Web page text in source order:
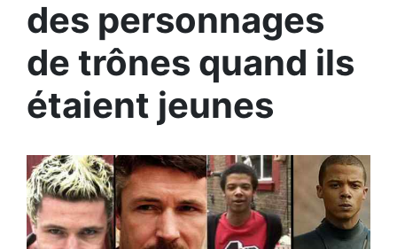
des personnages
de trônes quand ils
étaient jeunes